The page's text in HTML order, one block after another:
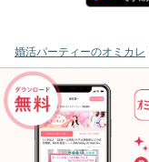
婚活パーティーのオミカレ